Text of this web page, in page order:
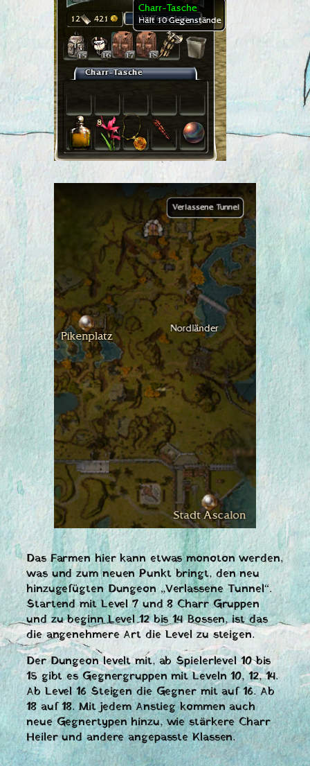
Das Farmen hier kann etwas monoton werden,
was und zum neuen Punkt bringt, den neu
hinzugefügten Dungeon „Verlassene Tunnel“.
Startend mit Level 7 und 8 Charr Gruppen
und zu beginn Level 12 bis 14 Bossen, ist das
die angenehmere Art die Level zu steigen.
Der Dungeon levelt mit, ab Spielerlevel 10 bis
15 gibt es Gegnergruppen mit Leveln 10, 12, 14.
Ab Level 16 Steigen die Gegner mit auf 16. Ab
18 auf 18. Mit jedem Anstieg kommen auch
neue Gegnertypen hinzu, wie stärkere Charr
Heiler und andere angepasste Klassen.